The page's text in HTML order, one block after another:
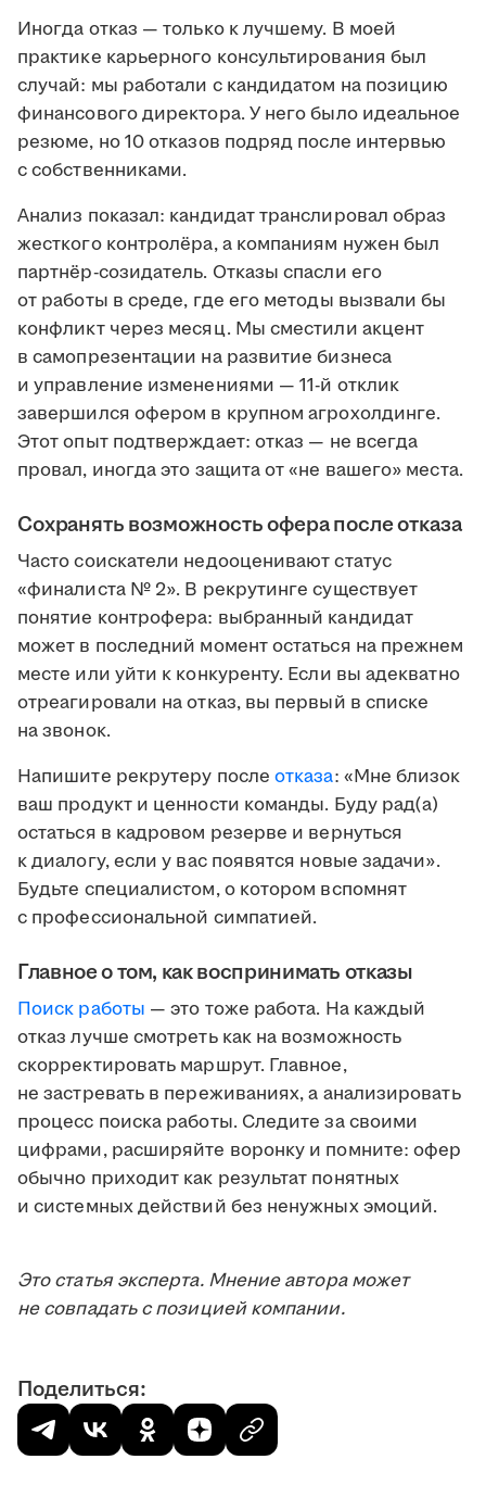
Иногда отказ — только к лучшему. В моей
практике карьерного консультирования был
случай: мы работали с кандидатом на позицию
финансового директора. У него было идеальное
резюме, но 10 отказов подряд после интервью
с собственниками.
Анализ показал: кандидат транслировал образ
жесткого контролёра, а компаниям нужен был
партнёр-созидатель. Отказы спасли его
от работы в среде, где его методы вызвали бы
конфликт через месяц. Мы сместили акцент
в самопрезентации на развитие бизнеса
и управление изменениями — 11-й отклик
завершился офером в крупном агрохолдинге.
Этот опыт подтверждает: отказ — не всегда
провал, иногда это защита от «не вашего» места.
Сохранять возможность офера после отказа
Часто соискатели недооценивают статус
«финалиста № 2». В рекрутинге существует
понятие контрофера: выбранный кандидат
может в последний момент остаться на прежнем
месте или уйти к конкуренту. Если вы адекватно
отреагировали на отказ, вы первый в списке
на звонок.
Напишите рекрутеру послеотказа: «Мне близок
ваш продукт и ценности команды. Буду рад(а)
остаться в кадровом резерве и вернуться
к диалогу, если у вас появятся новые задачи».
Будьте специалистом, о котором вспомнят
с профессиональной симпатией.
Главное о том, как воспринимать отказы
Поиск работы — это тоже работа. На каждый
отказ лучше смотреть как на возможность
скорректировать маршрут. Главное,
не застревать в переживаниях, а анализировать
процесс поиска работы. Следите за своими
цифрами, расширяйте воронку и помните: офер
обычно приходит как результат понятных
и системных действий без ненужных эмоций.
Это статья эксперта. Мнение автора может
не совпадать с позицией компании.
Поделиться: